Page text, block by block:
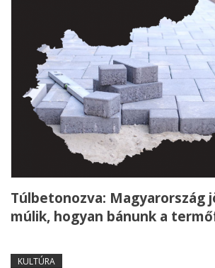
Túlbetonozva: Magyarország
múlik, hogyan bánunk a
KULTÚRA